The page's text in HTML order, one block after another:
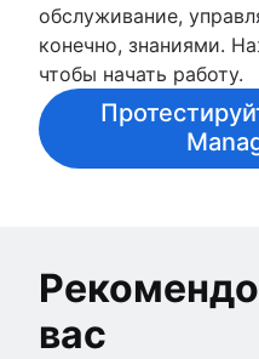
обслуживание,
конечно, знаниями.
чтобы начать работу.
вас